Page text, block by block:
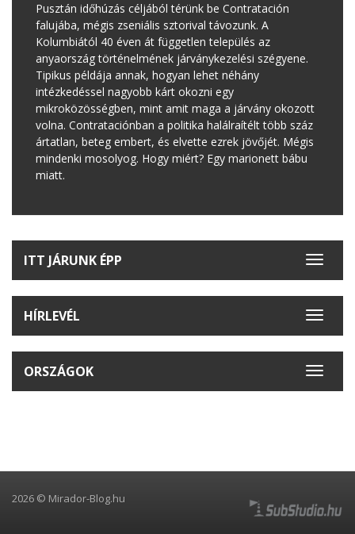
Pusztán időhúzás céljából térünk be Contratación
falujába, mégis zseniális sztorival távozunk. A
Kolumbiától 40 éven át független település az
anyaország történelmének járványkezelési szégyene.
Tipikus példája annak, hogyan lehet néhány
intézkedéssel nagyobb kárt okozni egy
mikroközösségben, mint amit maga a járvány okozott
volna. Contrataciónban a politika halálraítélt több száz
ártatlan, beteg embert, és elvette ezrek jövőjét. Mégis
mindenki mosolyog. Hogy miért? Egy marionett bábu
miatt.
Toggle
ITT JÁRUNK ÉPP
Toggle
HÍRLEVÉL
Toggle
ORSZÁGOK
2026 © Mirador-Blog.hu